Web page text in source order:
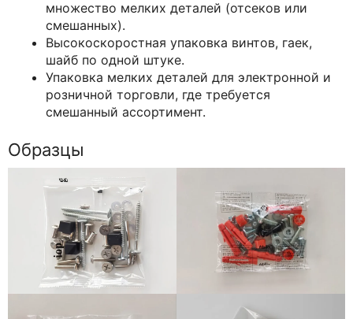
множество мелких деталей (отсеков или
смешанных).
Высокоскоростная упаковка винтов, гаек,
шайб по одной штуке.
Упаковка мелких деталей для электронной и
розничной торговли, где требуется
смешанный ассортимент.
Образцы